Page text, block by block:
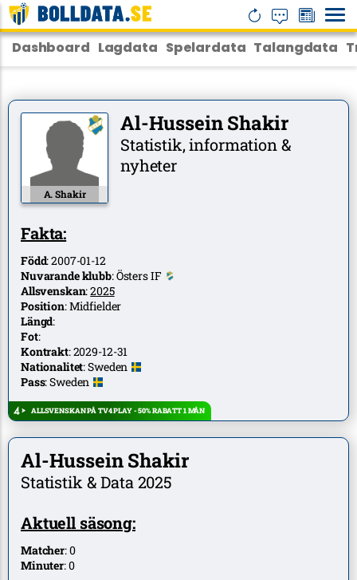
Dashboard Lagdata Spelardata Talangdata
A. Shakir
Al-Hussein Shakir
Statistik, information &
nyheter
Fakta:
Född:2007-01-12
Nuvarande klubb:Östers IF
Allsvenskan:2025
Position:Midfielder
Längd:
Fot:
Kontrakt:2029-12-31
Nationalitet:Sweden
Pass:Sweden
ALLSVENSKAN PÅ TV4 PLAY - 50% RABATT 1 MÅN
Al-Hussein Shakir
Statistik & Data 2025
Aktuell säsong:
Matcher:0
Minuter:0